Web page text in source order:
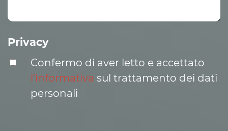
Privacy
Confermo di aver letto e accettato
l’informativa sul trattamento dei dati
personali